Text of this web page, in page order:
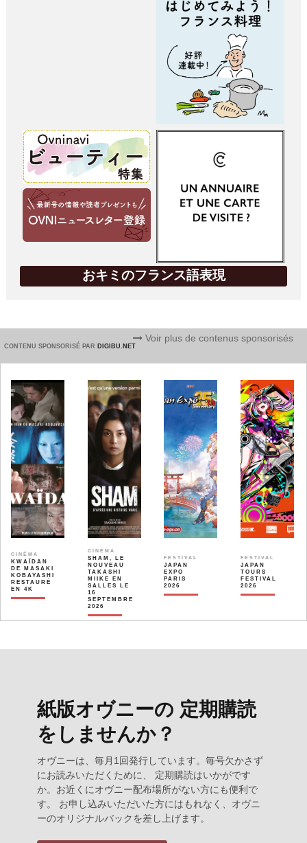
おキミのフランス語表現
CONTENU SPONSORISÉ PAR DIGIBU.NET
Voir plus de contenus sponsorisés
CINÉMA
KWAÏDAN
DE MASAKI
KOBAYASHI
RESTAURÉ
EN 4K
CINÉMA
SHAM, LE
NOUVEAU
TAKASHI
MIIKE EN
SALLES LE
16
SEPTEMBRE
2026
FESTIVAL
JAPAN
EXPO
PARIS
2026
FESTIVAL
JAPAN
TOURS
FESTIVAL
2026
紙版オヴニーの 定期購読
をしませんか？
オヴニーは、毎月1回発行しています。毎号欠かさず
にお読みいただくために、 定期購読はいかがです
か。お近くにオヴニー配布場所がない方にも便利で
す。 お申し込みいただいた方にはもれなく、オヴニ
ーのオリジナルバックを差し上げます。